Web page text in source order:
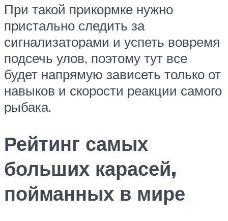
При такой прикормке нужно
пристально следить за
сигнализаторами и успеть вовремя
подсечь улов, поэтому тут все
будет напрямую зависеть только от
навыков и скорости реакции самого
рыбака.
Рейтинг самых
больших карасей,
пойманных в мире